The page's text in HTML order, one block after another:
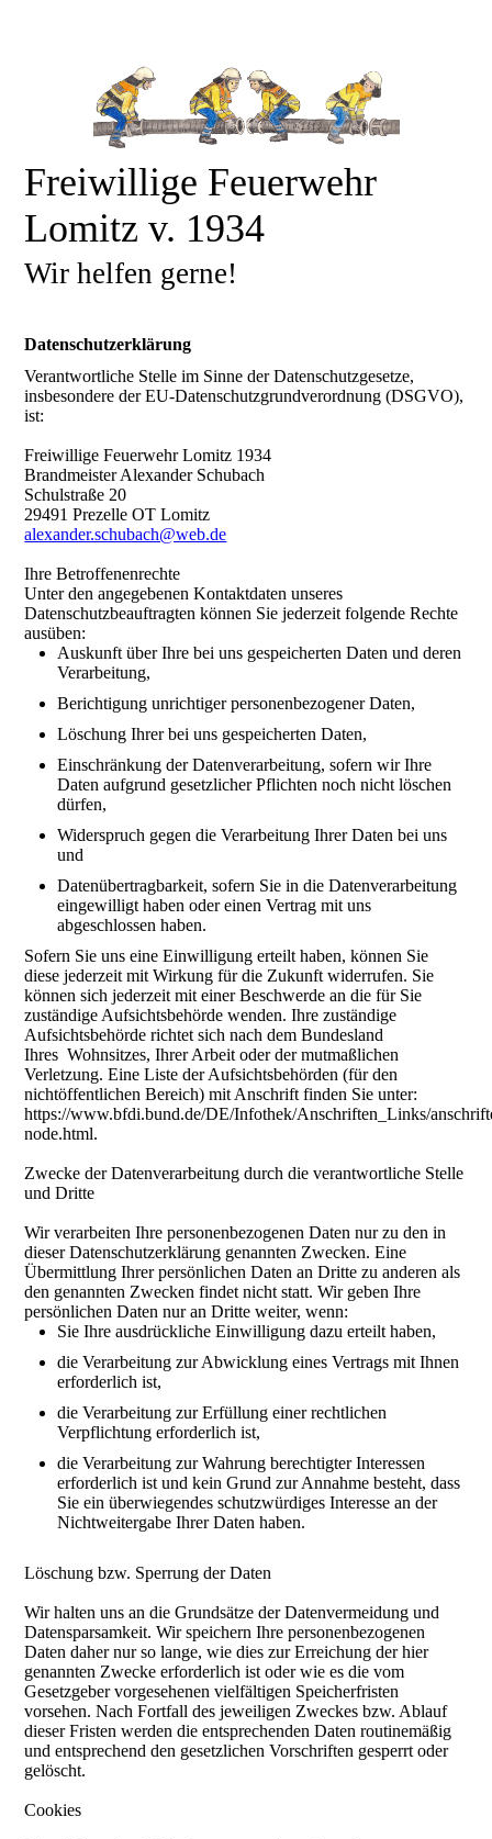
Freiwillige Feuerwehr
Lomitz v. 1934
Wir helfen gerne!
Datenschutzerklärung
Verantwortliche Stelle im Sinne der Datenschutzgesetze,
insbesondere der EU-Datenschutzgrundverordnung (DSGVO),
ist:
Freiwillige Feuerwehr Lomitz 1934
Brandmeister Alexander Schubach
Schulstraße 20
29491 Prezelle OT Lomitz
alexander.schubach@web.de
Ihre Betroffenenrechte
Unter den angegebenen Kontaktdaten unseres
Datenschutzbeauftragten können Sie jederzeit folgende Rechte
ausüben:
Auskunft über Ihre bei uns gespeicherten Daten und deren
Verarbeitung,
Berichtigung unrichtiger personenbezogener Daten,
Löschung Ihrer bei uns gespeicherten Daten,
Einschränkung der Datenverarbeitung, sofern wir Ihre
Daten aufgrund gesetzlicher Pflichten noch nicht löschen
dürfen,
Widerspruch gegen die Verarbeitung Ihrer Daten bei uns
und
Datenübertragbarkeit, sofern Sie in die Datenverarbeitung
eingewilligt haben oder einen Vertrag mit uns
abgeschlossen haben.
Sofern Sie uns eine Einwilligung erteilt haben, können Sie
diese jederzeit mit Wirkung für die Zukunft widerrufen. Sie
können sich jederzeit mit einer Beschwerde an die für Sie
zuständige Aufsichtsbehörde wenden. Ihre zuständige
Aufsichtsbehörde richtet sich nach dem Bundesland
Ihres Wohnsitzes, Ihrer Arbeit oder der mutmaßlichen
Verletzung. Eine Liste der Aufsichtsbehörden (für den
nichtöffentlichen Bereich) mit Anschrift finden Sie unter:
https://www.bfdi.bund.de/DE/Infothek/Anschriften_Links/
node.html.
Zwecke der Datenverarbeitung durch die verantwortliche Stelle
und Dritte
Wir verarbeiten Ihre personenbezogenen Daten nur zu den in
dieser Datenschutzerklärung genannten Zwecken. Eine
Übermittlung Ihrer persönlichen Daten an Dritte zu anderen als
den genannten Zwecken findet nicht statt. Wir geben Ihre
persönlichen Daten nur an Dritte weiter, wenn:
Sie Ihre ausdrückliche Einwilligung dazu erteilt haben,
die Verarbeitung zur Abwicklung eines Vertrags mit Ihnen
erforderlich ist,
die Verarbeitung zur Erfüllung einer rechtlichen
Verpflichtung erforderlich ist,
die Verarbeitung zur Wahrung berechtigter Interessen
erforderlich ist und kein Grund zur Annahme besteht, dass
Sie ein überwiegendes schutzwürdiges Interesse an der
Nichtweitergabe Ihrer Daten haben.
Löschung bzw. Sperrung der Daten
Wir halten uns an die Grundsätze der Datenvermeidung und
Datensparsamkeit. Wir speichern Ihre personenbezogenen
Daten daher nur so lange, wie dies zur Erreichung der hier
genannten Zwecke erforderlich ist oder wie es die vom
Gesetzgeber vorgesehenen vielfältigen Speicherfristen
vorsehen. Nach Fortfall des jeweiligen Zweckes bzw. Ablauf
dieser Fristen werden die entsprechenden Daten routinemäßig
und entsprechend den gesetzlichen Vorschriften gesperrt oder
gelöscht.
Cookies